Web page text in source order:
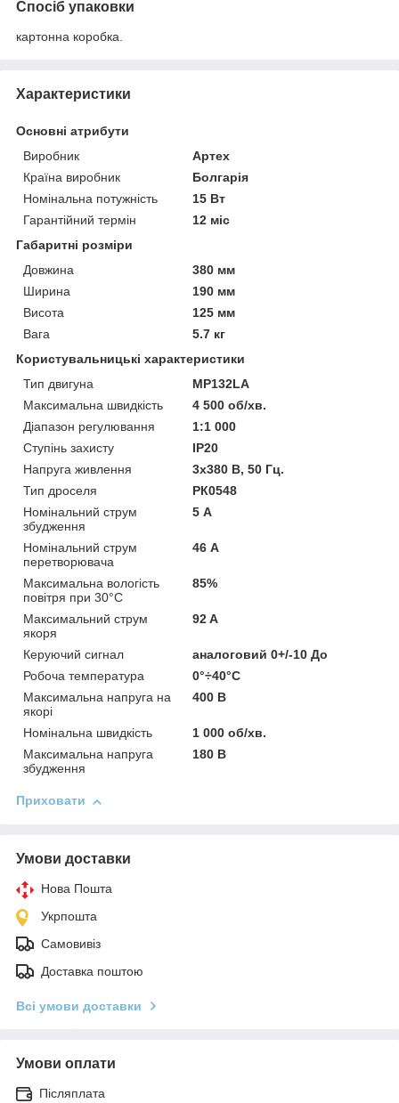
Спосіб упаковки
картонна коробка.
Характеристики
Основні атрибути
Виробник
Артех
Країна виробник
Болгарія
Номінальна потужність
15 Вт
Гарантійний термін
12 міс
Габаритні розміри
Довжина
380 мм
Ширина
190 мм
Висота
125 мм
Вага
5.7 кг
Користувальницькі характеристики
Тип двигуна
MP132LA
Максимальна швидкість
4 500 об/хв.
Діапазон регулювання
1:1 000
Ступінь захисту
IP20
Напруга живлення
3x380 В, 50 Гц.
Тип дроселя
РК0548
Номінальний струм
збудження
5 А
Номінальний струм
перетворювача
46 А
Максимальна вологість
повітря при 30°C
85%
Максимальний струм
якоря
92 A
Керуючий сигнал
аналоговий 0+/-10 До
Робоча температура
0°÷40°C
Максимальна напруга на
якорі
400 B
Номінальна швидкість
1 000 об/хв.
Максимальна напруга
збудження
180 В
Приховати
Умови доставки
Нова Пошта
Укрпошта
Самовивіз
Доставка поштою
Всі умови доставки
Умови оплати
Післяплата